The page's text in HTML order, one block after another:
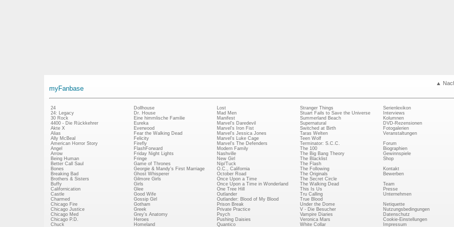
▲
myFanbase
24
24: Legacy
30 Rock
4400 - Die Rückkehrer
Akte X
Alias
Ally McBeal
American Horror Story
Angel
Arrow
Being Human
Better Call Saul
Bones
Breaking Bad
Brothers & Sisters
Buffy
Californication
Castle
Charmed
Chicago Fire
Chicago Justice
Chicago Med
Chicago P.D.
Chuck
Dollhouse
Dr. House
Eine himmlische Familie
Eureka
Everwood
Fear the Walking Dead
Felicity
Firefly
FlashForward
Friday Night Lights
Fringe
Game of Thrones
Georgie & Mandy's First Marriage
Ghost Whisperer
Gilmore Girls
Girls
Glee
Good Wife
Gossip Girl
Gotham
Greek
Grey's Anatomy
Heroes
Homeland
Lost
Mad Men
Manifest
Marvel's Daredevil
Marvel's Iron Fist
Marvel's Jessica Jones
Marvel's Luke Cage
Marvel's The Defenders
Modern Family
Nashville
New Girl
Nip/Tuck
O.C., California
October Road
Once Upon a Time
Once Upon a Time in Wonderland
One Tree Hill
Outlander
Outlander: Blood of My Blood
Prison Break
Private Practice
Psych
Pushing Daisies
Quantico
Stranger Things
Stuart Fails to Save the Universe
Summerland Beach
Supernatural
Switched at Birth
Taras Welten
Teen Wolf
Terminator: S.C.C.
The 100
The Big Bang Theory
The Blacklist
The Flash
The Following
The Originals
The Secret Circle
The Walking Dead
This Is Us
Tru Calling
True Blood
Under the Dome
V - Die Besucher
Vampire Diaries
Veronica Mars
White Collar
Serienlexikon
Interviews
Kolumnen
DVD-Rezensionen
Fotogalerien
Veranstaltungen
Forum
Biographien
Gewinnspiele
Shop
Kontakt
Bewerben
Team
Presse
Unternehmen
Netiquette
Nutzungsbedingungen
Datenschutz
Cookie-Einstellungen
Impressum